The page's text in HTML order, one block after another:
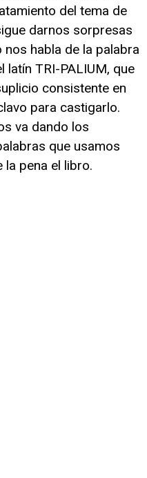
del tema de
darnos sorpresas
habla de la palabra
latín TRI-PALIUM, que
consistente en
para castigarlo.
va dando los
que usamos
la pena el libro.